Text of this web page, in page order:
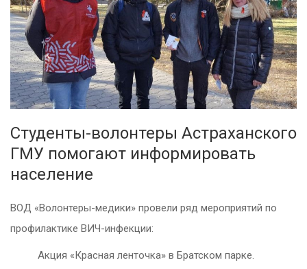
Студенты-волонтеры Астраханского
ГМУ помогают информировать
население
ВОД «Волонтеры-медики» провели ряд мероприятий по
профилактике ВИЧ-инфекции:
Акция «Красная ленточка» в Братском парке.